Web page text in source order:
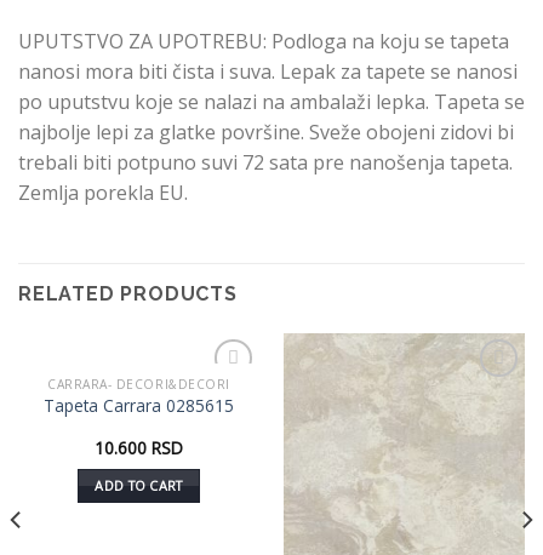
UPUTSTVO ZA UPOTREBU: Podloga na koju se tapeta
nanosi mora biti čista i suva. Lepak za tapete se nanosi
po uputstvu koje se nalazi na ambalaži lepka. Tapeta se
najbolje lepi za glatke površine. Sveže obojeni zidovi bi
trebali biti potpuno suvi 72 sata pre nanošenja tapeta.
Zemlja porekla EU.
RELATED PRODUCTS
Dodaj
u listu
CARRARA- DECORI&DECORI
Tapeta Carrara 0285615
10.600 RSD
ADD TO CART
Dodaj
u listu
želja